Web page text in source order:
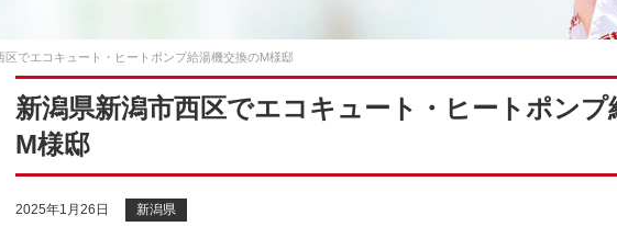
区でエコキュート・ヒートポンプ給湯機交換のM様邸
新潟県新潟市西区でエコキュート・ヒートポンプ
M様邸
2025年1月26日 新潟県